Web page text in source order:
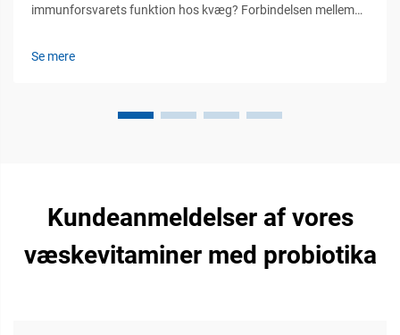
immunforsvarets funktion hos kvæg? Forbindelsen mellem
Se mere
Kundeanmeldelser af vores
væskevitaminer med probiotika